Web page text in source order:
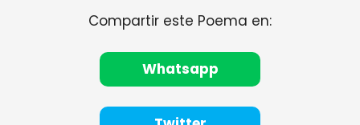
Compartir este Poema en:
Whatsapp